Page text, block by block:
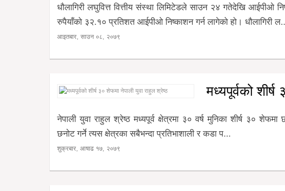
धौलागिरी लघुवित्त वित्तीय संस्था लिमिटेडले साउन २४ गतेदेखि आईपीओ
रुपैयाँको ३२.१० प्रतिशत आईपीओ निष्काशन गर्न लागेको हो। धौलागिरी
आइतबार, साउन ०८, २०७९
मध्यपूर्वको
नेपाली युवा राहुल श्रेष्ठ मध्यपूर्व क्षेत्रमा ३० वर्ष मुनिका शीर्ष ३०
छनोट गर्ने त्यस क्षेत्रका सबैभन्दा प्रतिभाशाली र कडा प...
शुक्रबार, आषाढ १७, २०७९